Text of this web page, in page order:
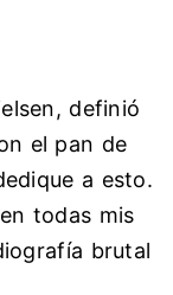
definió
el pan de
a esto.
todas mis
brutal